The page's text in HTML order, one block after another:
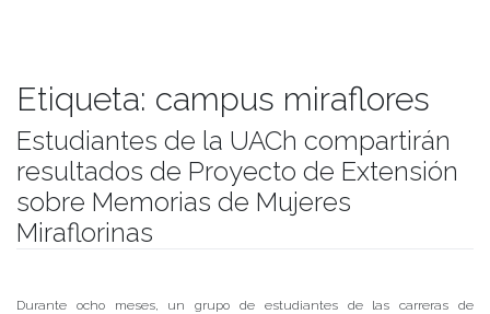
Etiqueta: campus miraflores
Estudiantes de la UACh compartirán
resultados de Proyecto de Extensión
sobre Memorias de Mujeres
Miraflorinas
Durante ocho meses, un grupo de estudiantes de las carreras de